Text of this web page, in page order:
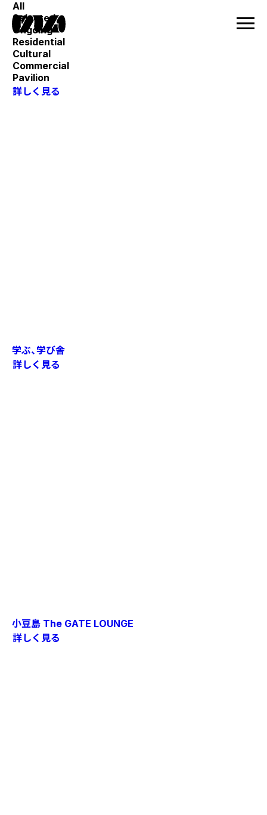
All
Selected
Ongoing
Residential
Cultural
Commercial
Pavilion
詳しく見る
学ぶ、学び舎
詳しく見る
小豆島 The GATE LOUNGE
詳しく見る